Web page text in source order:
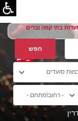
בתי קפה וברים